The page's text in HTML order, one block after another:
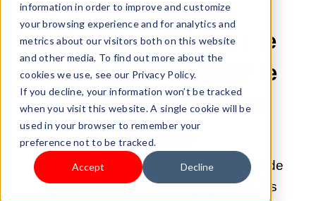
information in order to improve and customize
your browsing experience and for analytics and
metrics about our visitors both on this website
and other media. To find out more about the
cookies we use, see our Privacy Policy.
If you decline, your information won’t be tracked
when you visit this website. A single cookie will be
used in your browser to remember your
preference not to be tracked.
Accept Decline
24 JANV. 2025 02:33:47 |
Algorithme TikTok : le
secret pour booster le
nombre de vues des
vidéos
Dévoilant l'algorithme de TikTok, ce guide
explore les mesures d'engagement, les